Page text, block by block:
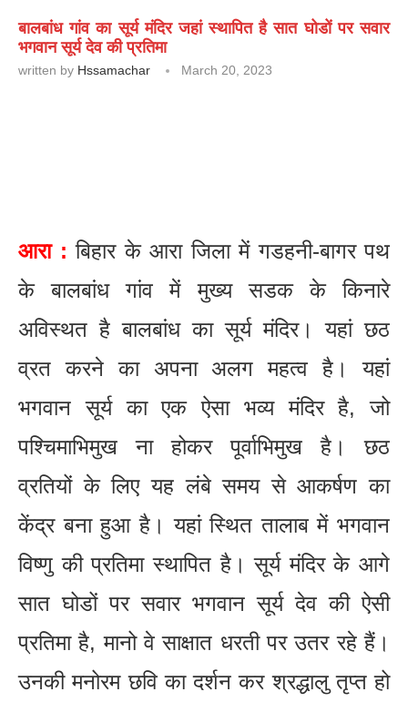
बालबांध गांव का सूर्य मंदिर जहां स्थापित है सात घोडों पर सवार
भगवान सूर्य देव की प्रतिमा
written by Hssamachar March 20, 2023
आरा :बिहार के आरा जिला में गडहनी-बागर पथ
के बालबांध गांव में मुख्य सडक के किनारे
अविस्थत है बालबांध का सूर्य मंदिर। यहां छठ
व्रत करने का अपना अलग महत्व है। यहां
भगवान सूर्य का एक ऐसा भव्य मंदिर है, जो
पश्चिमाभिमुख ना होकर पूर्वाभिमुख है। छठ
व्रतियों के लिए यह लंबे समय से आकर्षण का
केंद्र बना हुआ है। यहां स्थित तालाब में भगवान
विष्णु की प्रतिमा स्थापित है। सूर्य मंदिर के आगे
सात घोडों पर सवार भगवान सूर्य देव की ऐसी
प्रतिमा है, मानो वे साक्षात धरती पर उतर रहे हैं।
उनकी मनोरम छवि का दर्शन कर श्रद्धालु तृप्त हो